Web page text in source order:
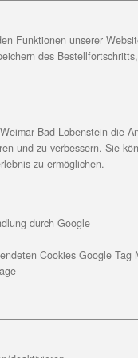
Leben zurück.
Dieses Fest
in
zusammen
gefeiert und von
zum Fest
Heerdegen,
Funktionen unserer
des
Bad Lobenstein die
und zu verbessern. Sie
zu ermöglichen.
durch Google
Cookies Google Tag